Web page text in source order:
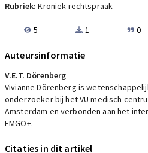
Rubriek:Kroniek rechtspraak
5 1 0
Auteursinformatie
V.E.T. Dörenberg
Vivianne Dörenberg is
onderzoeker bij het VU medisch
Amsterdam en verbonden aan het
EMGO+.
Citaties in dit artikel